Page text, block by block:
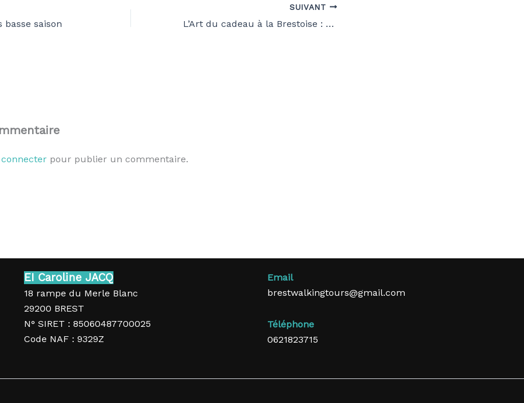
basse saison
SUIVANT
L’Art du cadeau à la Brestoise : 10 idées originales et locales !
pour publier un commentaire.
EI Caroline JACQ
18 rampe du Merle Blanc
29200 BREST
N° SIRET : 85060487700025
Code NAF : 9329Z
Email
brestwalkingtours@gmail.com
Téléphone
0621823715